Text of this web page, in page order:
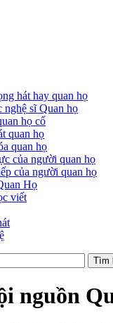
hát hay quan họ
nghệ sĩ Quan họ
họ cổ
quan họ
quan họ
của người quan họ
của người quan họ
Họ
viết
nguồn